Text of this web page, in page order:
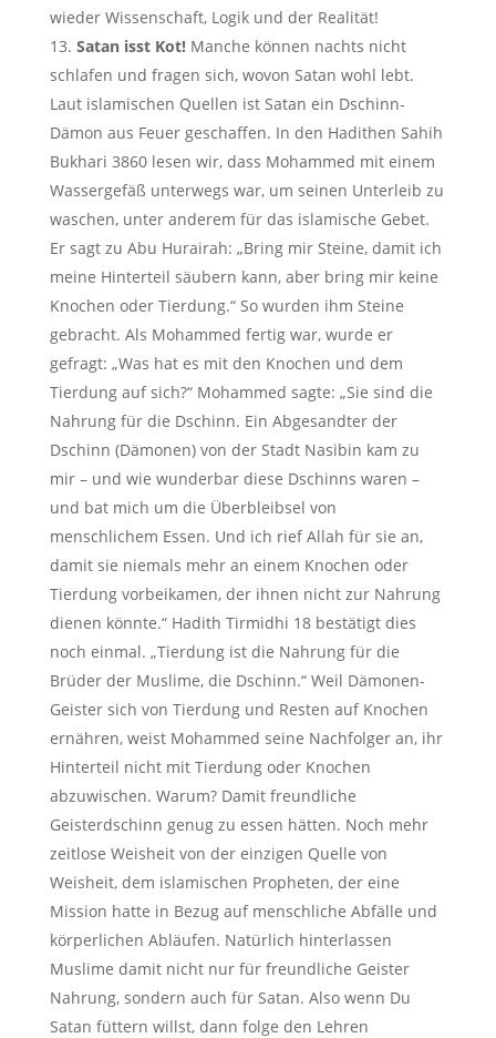
wieder Wissenschaft, Logik und der Realität!
Satan isst Kot!Manche können nachts nicht
schlafen und fragen sich, wovon Satan wohl lebt.
Laut islamischen Quellen ist Satan ein Dschinn-
Dämon aus Feuer geschaffen. In den Hadithen Sahih
Bukhari 3860 lesen wir, dass Mohammed mit einem
Wassergefäß unterwegs war, um seinen Unterleib zu
waschen, unter anderem für das islamische Gebet.
Er sagt zu Abu Hurairah: „Bring mir Steine, damit ich
meine Hinterteil säubern kann, aber bring mir keine
Knochen oder Tierdung.“ So wurden ihm Steine
gebracht. Als Mohammed fertig war, wurde er
gefragt: „Was hat es mit den Knochen und dem
Tierdung auf sich?“ Mohammed sagte: „Sie sind die
Nahrung für die Dschinn. Ein Abgesandter der
Dschinn (Dämonen) von der Stadt Nasibin kam zu
mir – und wie wunderbar diese Dschinns waren –
und bat mich um die Überbleibsel von
menschlichem Essen. Und ich rief Allah für sie an,
damit sie niemals mehr an einem Knochen oder
Tierdung vorbeikamen, der ihnen nicht zur Nahrung
dienen könnte.“ Hadith Tirmidhi 18 bestätigt dies
noch einmal. „Tierdung ist die Nahrung für die
Brüder der Muslime, die Dschinn.“ Weil Dämonen-
Geister sich von Tierdung und Resten auf Knochen
ernähren, weist Mohammed seine Nachfolger an, ihr
Hinterteil nicht mit Tierdung oder Knochen
abzuwischen. Warum? Damit freundliche
Geisterdschinn genug zu essen hätten. Noch mehr
zeitlose Weisheit von der einzigen Quelle von
Weisheit, dem islamischen Propheten, der eine
Mission hatte in Bezug auf menschliche Abfälle und
körperlichen Abläufen. Natürlich hinterlassen
Muslime damit nicht nur für freundliche Geister
Nahrung, sondern auch für Satan. Also wenn Du
Satan füttern willst, dann folge den Lehren